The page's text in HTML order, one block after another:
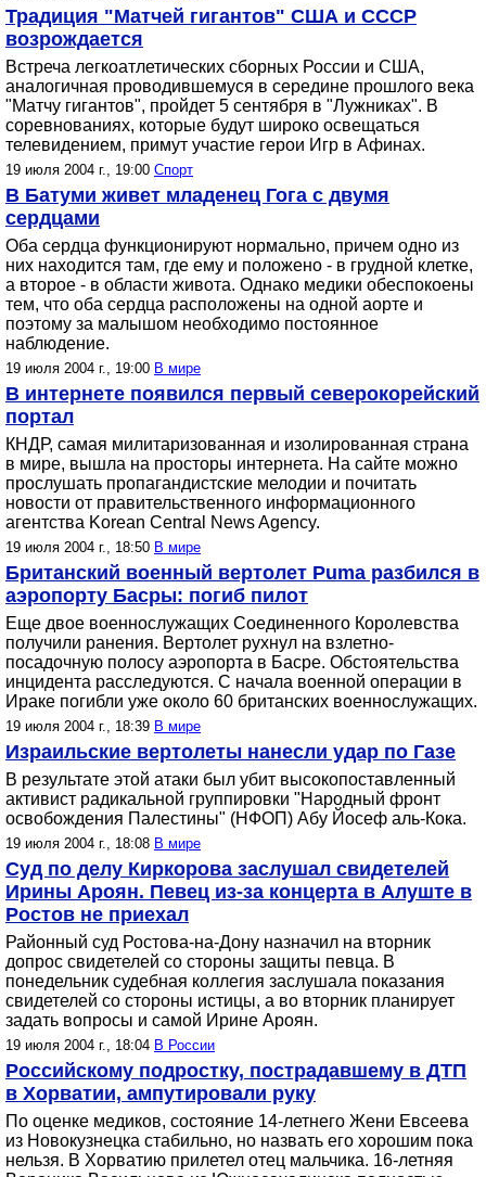
Традиция "Матчей гигантов" США и СССР
возрождается
Встреча легкоатлетических сборных России и США,
аналогичная проводившемуся в середине прошлого века
"Матчу гигантов", пройдет 5 сентября в "Лужниках". В
соревнованиях, которые будут широко освещаться
телевидением, примут участие герои Игр в Афинах.
19 июля 2004 г., 19:00 Спорт
В Батуми живет младенец Гога с двумя
сердцами
Оба сердца функционируют нормально, причем одно из
них находится там, где ему и положено - в грудной клетке,
а второе - в области живота. Однако медики обеспокоены
тем, что оба сердца расположены на одной аорте и
поэтому за малышом необходимо постоянное
наблюдение.
19 июля 2004 г., 19:00 В мире
В интернете появился первый северокорейский
портал
КНДР, самая милитаризованная и изолированная страна
в мире, вышла на просторы интернета. На сайте можно
прослушать пропагандистские мелодии и почитать
новости от правительственного информационного
агентства Korean Central News Agency.
19 июля 2004 г., 18:50 В мире
Британский военный вертолет Puma разбился в
аэропорту Басры: погиб пилот
Еще двое военнослужащих Соединенного Королевства
получили ранения. Вертолет рухнул на взлетно-
посадочную полосу аэропорта в Басре. Обстоятельства
инцидента расследуются. С начала военной операции в
Ираке погибли уже около 60 британских военнослужащих.
19 июля 2004 г., 18:39 В мире
Израильские вертолеты нанесли удар по Газе
В результате этой атаки был убит высокопоставленный
активист радикальной группировки "Народный фронт
освобождения Палестины" (НФОП) Абу Йосеф аль-Кока.
19 июля 2004 г., 18:08 В мире
Суд по делу Киркорова заслушал свидетелей
Ирины Ароян. Певец из-за концерта в Алуште в
Ростов не приехал
Районный суд Ростова-на-Дону назначил на вторник
допрос свидетелей со стороны защиты певца. В
понедельник судебная коллегия заслушала показания
свидетелей со стороны истицы, а во вторник планирует
задать вопросы и самой Ирине Ароян.
19 июля 2004 г., 18:04 В России
Российскому подростку, пострадавшему в ДТП
в Хорватии, ампутировали руку
По оценке медиков, состояние 14-летнего Жени Евсеева
из Новокузнецка стабильно, но назвать его хорошим пока
нельзя. В Хорватию прилетел отец мальчика. 16-летняя